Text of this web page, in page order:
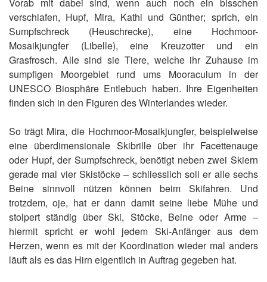
verschlafen, Hupf, Mira, Kathi und Günther; sprich, ein
Sumpfschreck (Heuschrecke), eine Hochmoor-
Mosaikjungfer (Libelle), eine Kreuzotter und ein
Grasfrosch. Alle sind sie Tiere, welche ihr Zuhause im
sumpfigen Moorgebiet rund ums Mooraculum in der
UNESCO Biosphäre Entlebuch haben. Ihre Eigenheiten
finden sich in den Figuren des Winterlandes wieder.
So trägt Mira, die Hochmoor-Mosaikjungfer, beispielweise
eine überdimensionale Skibrille über ihr Facettenauge
oder Hupf, der Sumpfschreck, benötigt neben zwei Skiern
gerade mal vier Skistöcke – schliesslich soll er alle sechs
Beine sinnvoll nützen können beim Skifahren. Und
trotzdem, oje, hat er dann damit seine liebe Mühe und
stolpert ständig über Ski, Stöcke, Beine oder Arme –
hiermit spricht er wohl jedem Ski-Anfänger aus dem
Herzen, wenn es mit der Koordination wieder mal anders
läuft als es das Hirn eigentlich in Auftrag gegeben hat.